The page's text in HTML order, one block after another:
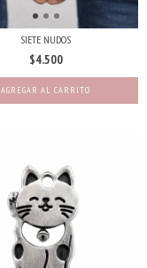
SIETE NUDOS
$4.500
AGREGAR AL CARRITO